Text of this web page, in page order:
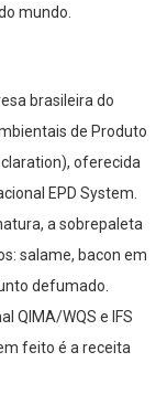
mundo.
brasileira do
de Produto
oferecida
EPD System.
a sobrepaleta
salame, bacon em
defumado.
QIMA/WQS e IFS
feito é a receita